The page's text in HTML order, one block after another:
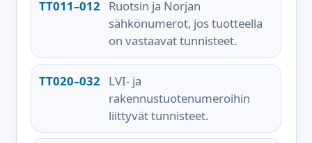
TT011–012
Ruotsin ja Norjan
sähkönumerot, jos tuotteella
on vastaavat tunnisteet.
TT020–032
LVI- ja
rakennustuotenumeroihin
liittyvät tunnisteet.